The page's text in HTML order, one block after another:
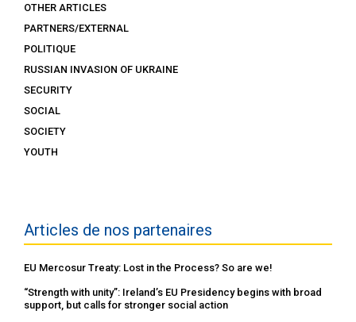
OTHER ARTICLES
PARTNERS/EXTERNAL
POLITIQUE
RUSSIAN INVASION OF UKRAINE
SECURITY
SOCIAL
SOCIETY
YOUTH
Articles de nos partenaires
EU Mercosur Treaty: Lost in the Process? So are we!
“Strength with unity”: Ireland’s EU Presidency begins with broad
support, but calls for stronger social action